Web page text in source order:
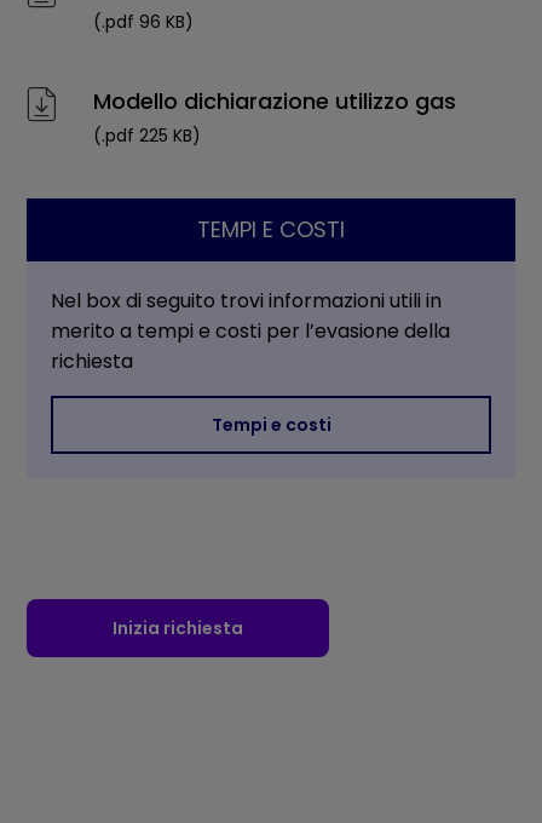
(.pdf 96 KB)
Modello dichiarazione utilizzo gas
(.pdf 225 KB)
TEMPI E COSTI
Nel box di seguito trovi informazioni utili in
merito a tempi e costi per l’evasione della
richiesta
Tempi e costi
Inizia richiesta